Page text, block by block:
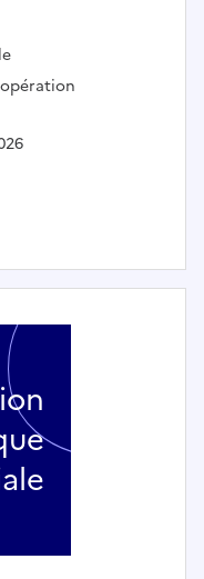
restauration scolaire